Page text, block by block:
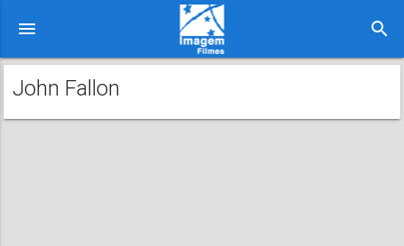
menu search
John Fallon